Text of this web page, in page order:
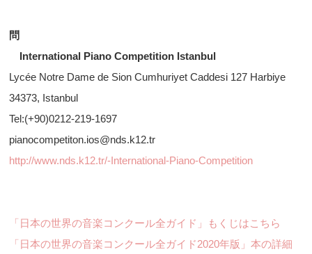
問
International Piano Competition Istanbul
Lycée Notre Dame de Sion Cumhuriyet Caddesi 127 Harbiye
34373, Istanbul
Tel:(+90)0212-219-1697
pianocompetiton.ios@nds.k12.tr
http://www.nds.k12.tr/-International-Piano-Competition
「日本の世界の音楽コンクール全ガイド」もくじはこちら
「日本の世界の音楽コンクール全ガイド2020年版」本の詳細